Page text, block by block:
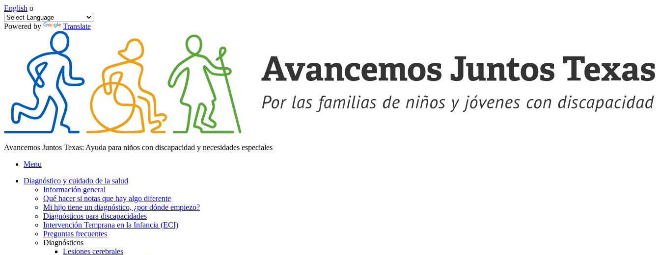
English o
Powered by Translate
Avancemos Juntos Texas: Ayuda para niños con discapacidad y necesidades especiales
Menu
Diagnóstico y cuidado de la salud
Información general
Qué hacer si notas que hay algo diferente
Mi hijo tiene un diagnóstico, ¿por dónde empiezo?
Diagnósticos para discapacidades
Intervención Temprana en la Infancia (ECI)
Preguntas frecuentes
Diagnósticos
Lesiones cerebrales